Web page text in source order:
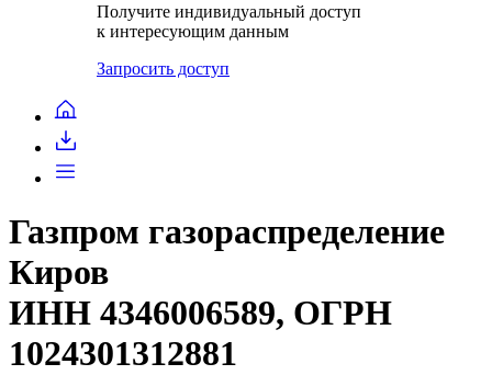
Получите индивидуальный доступ
к интересующим данным
Запросить доступ
Газпром газораспределение
Киров
ИНН 4346006589, ОГРН
1024301312881